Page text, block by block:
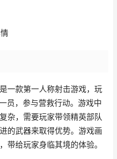
一款第一人称射击游戏，玩
员，参与营救行动。游戏中
杂，需要玩家带领精英部队
的武器来取得优势。游戏画
带给玩家身临其境的体验。